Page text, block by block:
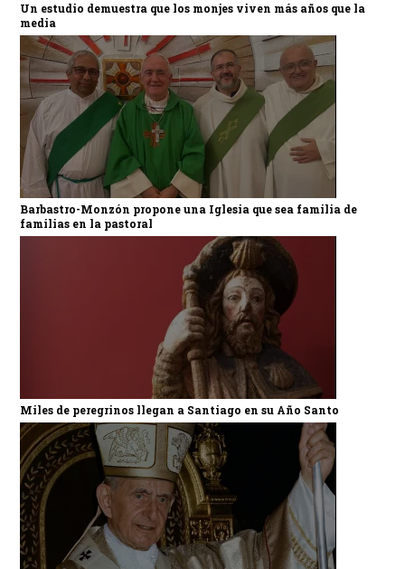
Un estudio demuestra que los monjes viven más años que la
media
Barbastro-Monzón propone una Iglesia que sea familia de
familias en la pastoral
Miles de peregrinos llegan a Santiago en su Año Santo